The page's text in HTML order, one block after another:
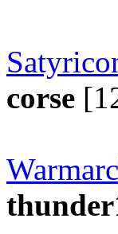
corse